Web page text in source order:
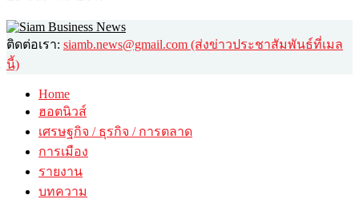
ติดต่อเรา: siamb.news@gmail.com (ส่งข่าวประชาสัมพันธ์ที่เมล
นี้)
Home
ฮอตนิวส์
เศรษฐกิจ / ธุรกิจ / การตลาด
การเมือง
รายงาน
บทความ